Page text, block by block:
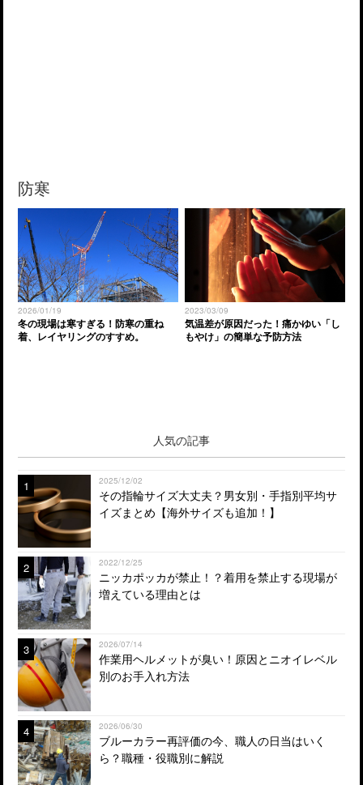
防寒
2026/01/19
冬の現場は寒すぎる！防寒の重ね
着、レイヤリングのすすめ。
2023/03/09
気温差が原因だった！痛かゆい「し
もやけ」の簡単な予防方法
人気の記事
1 2025/12/02
その指輪サイズ大丈夫？男女別・手指別平均サ
イズまとめ【海外サイズも追加！】
2 2022/12/25
ニッカポッカが禁止！？着用を禁止する現場が
増えている理由とは
3 2026/07/14
作業用ヘルメットが臭い！原因とニオイレベル
別のお手入れ方法
4 2026/06/30
ブルーカラー再評価の今、職人の日当はいく
ら？職種・役職別に解説